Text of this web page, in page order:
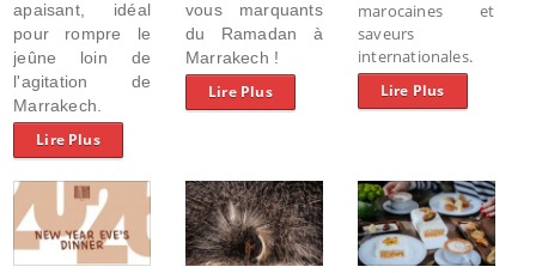
apaisant, idéal
pour rompre le
jeûne loin de
l'agitation de
Marrakech.
Lire Plus
vous marquants
du Ramadan à
Marrakech !
Lire Plus
marocaines et
saveurs
internationales.
Lire Plus